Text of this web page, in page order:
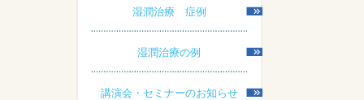
湿潤治療 症例
湿潤治療の例
講演会・セミナーのお知らせ